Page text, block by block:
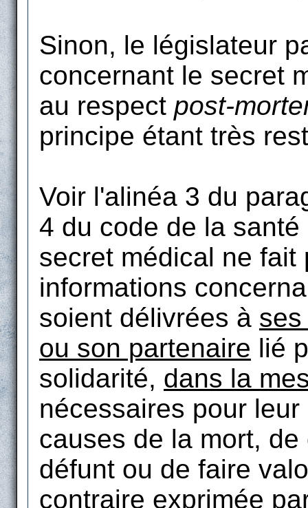
Sinon, le législateur
concernant le secret
au respect post-
principe étant très
Voir l'alinéa 3 du
4 du code de la
secret médical ne
informations
soient délivrées à
ou son partenaire lié
solidarité, dans la
nécessaires pour
causes de la mort,
défunt ou de faire
contraire exprimée